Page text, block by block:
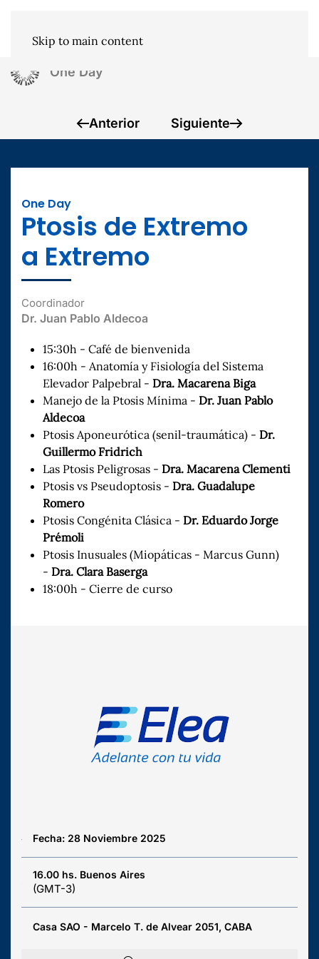
Skip to main content
One Day
Anterior Siguiente
One Day
Ptosis de Extremo
a Extremo
Coordinador
Dr. Juan Pablo Aldecoa
15​:30h​ - ​Café de bienvenida
16:00h - Anatomía y Fisiología del Sistema
Elevador Palpebral - Dra. Macarena Biga
Manejo de la Ptosis Mínima - Dr. Juan Pablo
Aldecoa
Ptosis Aponeurótica (senil-traumática) - Dr.
Guillermo Fridrich
Las Ptosis Peligrosas - Dra. Macarena Clementi
Ptosis vs Pseudoptosis - Dra. Guadalupe
Romero
Ptosis Congénita Clásica - Dr. Eduardo Jorge
Prémoli
Ptosis Inusuales (Miopáticas - Marcus Gunn)
- Dra. Clara Baserga
18:00h​ - Cierre de curso
Fecha: 28 Noviembre 2025
16.00 hs. Buenos Aires
(GMT-3)
Casa SAO - Marcelo T. de Alvear 2051, CABA